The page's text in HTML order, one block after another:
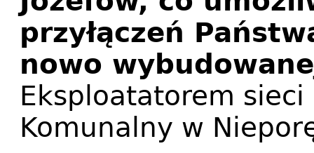
przyłączeń
nowo
Eksploatatorem sieci
Komunalny w